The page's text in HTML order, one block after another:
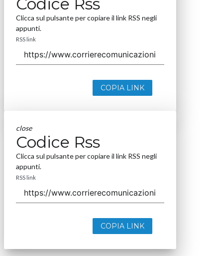
Clicca sul pulsante per copiare il link RSS negli
appunti.
RSS link
COPIA LINK
close
Codice Rss
Clicca sul pulsante per copiare il link RSS negli
appunti.
RSS link
COPIA LINK